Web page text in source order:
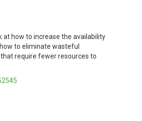
at how to increase the availability
to eliminate wasteful
require fewer resources to